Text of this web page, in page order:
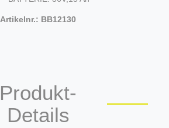
Artikelnr.: BB12130
Produkt-
Details